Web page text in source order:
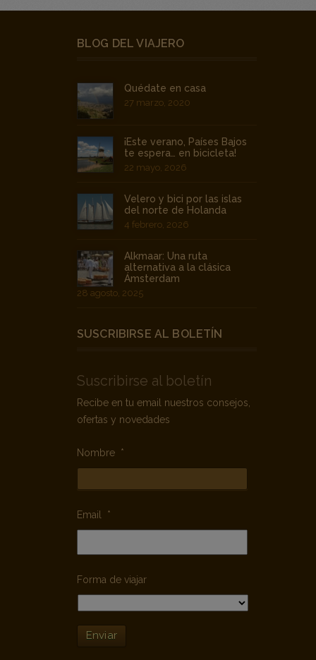
BLOG DEL VIAJERO
Quédate en casa
27 marzo, 2020
¡Este verano, Países Bajos
te espera… en bicicleta!
22 mayo, 2026
Velero y bici por las islas
del norte de Holanda
4 febrero, 2026
Alkmaar: Una ruta
alternativa a la clásica
Ámsterdam
28 agosto, 2025
SUSCRIBIRSE AL BOLETÍN
Suscribirse al boletín
Recibe en tu email nuestros consejos,
ofertas y novedades
Nombre *
Email *
Forma de viajar
Enviar